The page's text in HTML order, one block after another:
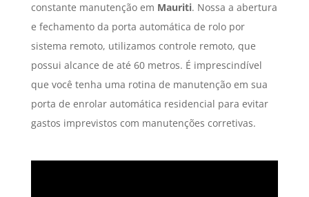
constante manutenção em Mauriti. Nossa a abertura
e fechamento da porta automática de rolo por
sistema remoto, utilizamos controle remoto, que
possui alcance de até 60 metros. É imprescindível
que você tenha uma rotina de manutenção em sua
porta de enrolar automática residencial para evitar
gastos imprevistos com manutenções corretivas.